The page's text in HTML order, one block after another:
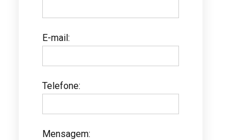
E-mail:
Telefone:
Mensagem: